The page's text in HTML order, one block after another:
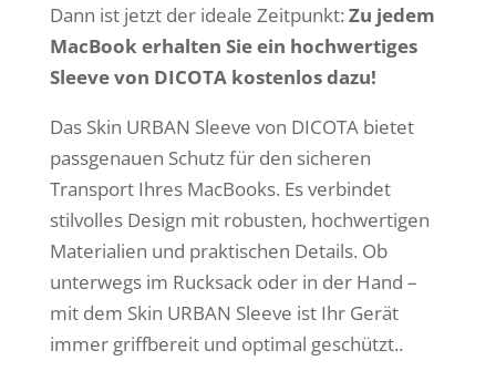
Dann ist jetzt der ideale Zeitpunkt: Zu jedem
MacBook erhalten Sie ein hochwertiges
Sleeve von DICOTA kostenlos dazu!
Das Skin URBAN Sleeve von DICOTA bietet
passgenauen Schutz für den sicheren
Transport Ihres MacBooks. Es verbindet
stilvolles Design mit robusten, hochwertigen
Materialien und praktischen Details. Ob
unterwegs im Rucksack oder in der Hand –
mit dem Skin URBAN Sleeve ist Ihr Gerät
immer griffbereit und optimal geschützt..